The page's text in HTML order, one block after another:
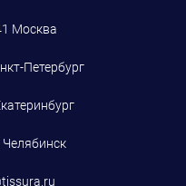
Москва
Петербург
Челябинск